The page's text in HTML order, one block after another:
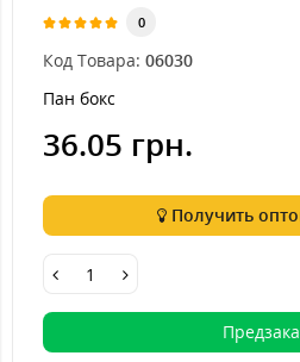
0
Код Товара: 06030
Пан бокс
36.05 грн.
Получить